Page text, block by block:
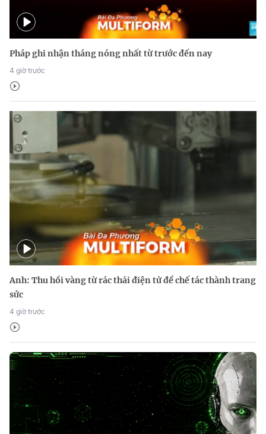
Pháp ghi nhận tháng nóng nhất từ trước đến nay
4 giờ trước
Anh: Thu hồi vàng từ rác thải điện tử để chế tác thành trang
sức
4 giờ trước